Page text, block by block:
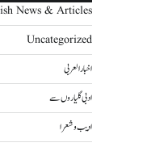
News & Articles
Uncategorized
اخبار العربی
ادبی گلیاروں سے
ادیب و شعرا